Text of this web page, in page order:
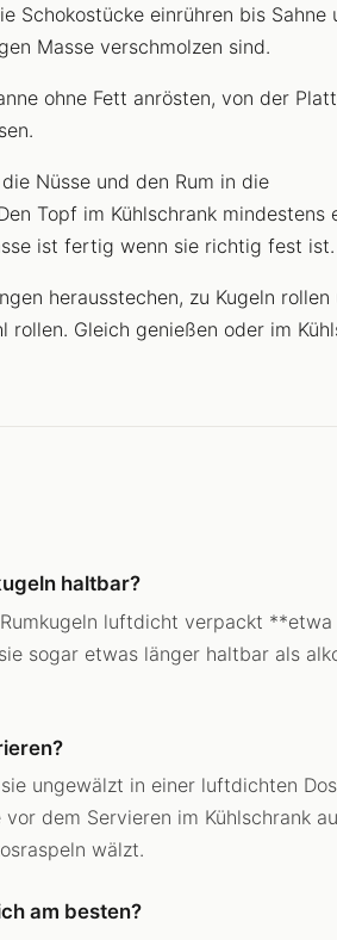
Schokostücke einrühren bis Sahne
Masse verschmolzen sind.
ohne Fett anrösten, von der
Nüsse und den Rum in die
Topf im Kühlschrank mindestens
ist fertig wenn sie richtig fest ist.
herausstechen, zu Kugeln rollen
rollen. Gleich genießen oder im
haltbar?
luftdicht verpackt **etwa
sogar etwas länger haltbar als
ungewälzt in einer luftdichten
dem Servieren im Kühlschrank
wälzt.
am besten?